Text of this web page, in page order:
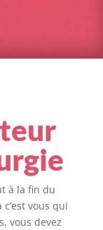
à la fin du
vous qui
vous devez